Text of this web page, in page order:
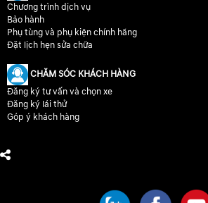
Chương trình dịch vụ
Bảo hành
Phụ tùng và phụ kiện chính hãng
Đặt lịch hẹn sửa chữa
CHĂM SÓC KHÁCH HÀNG
Đăng ký tư vấn và chọn xe
Đăng ký lái thử
Góp ý khách hàng